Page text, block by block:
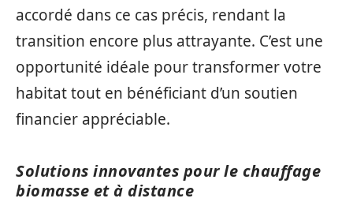
accordé dans ce cas précis, rendant la
transition encore plus attrayante. C’est une
opportunité idéale pour transformer votre
habitat tout en bénéficiant d’un soutien
financier appréciable.
Solutions innovantes pour le chauffage
biomasse et à distance